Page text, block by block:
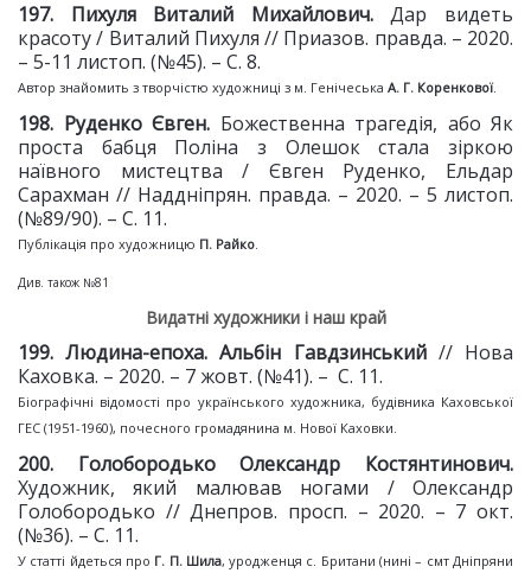
197. Пихуля Виталий Михайлович.Дар видеть
красоту / Виталий Пихуля // Приазов. правда. – 2020.
– 5-11 листоп. (№45). – С. 8.
Автор знайомить з творчістю художниці з м. Генічеська А. Г. Коренкової.
198. Руденко Євген. Божественна трагедія, або Як
проста бабця Поліна з Олешок стала зіркою
наївного мистецтва / Євген Руденко, Ельдар
Сарахман // Наддніпрян. правда. – 2020. – 5 листоп.
(№89/90). – С. 11.
Публікація про художницю П. Райко.
Див. також №81
Видатні художники і наш край
199. Людина-епоха. Альбін Гавдзинський// Нова
Каховка. – 2020. – 7 жовт. (№41). – С. 11.
Біографічні відомості про українського художника, будівника Каховської
ГЕС (1951-1960), почесного громадянина м. Нової Каховки.
200. Голобородько Олександр Костянтинович.
Художник, який малював ногами / Олександр
Голобородько // Днепров. просп. – 2020. – 7 окт.
(№36). – С. 11.
У статті йдеться про Г. П. Шила, уродженця с. Британи (нині – смт Дніпряни